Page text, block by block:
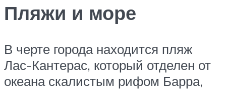
Пляжи и море
В черте города находится пляж
Лас-Кантерас, который отделен от
океана скалистым рифом Барра,